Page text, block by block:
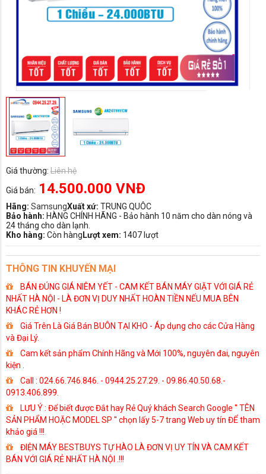
Giá thường: Liên hệ
Giá bán: 14.500.000 VNĐ
Hãng: SamsungXuất xứ: TRUNG QUÔC
Bảo hành: HÀNG CHÍNH HÃNG - Bảo hành 10 năm cho dàn nóng và
24 tháng cho dàn lạnh.
Kho hàng: Còn hàngLượt xem: 1407 lượt
THÔNG TIN KHUYẾN MẠI
BÁN ĐÚNG GIÁ NIÊM YẾT - CAM KẾT BÁN MÁY GIẶT VỚI GIÁ RẺ
NHẤT HÀ NỘI - LÀ ĐƠN VỊ DUY NHẤT HOÀN TIỀN NẾU MUA BÊN
KHÁC RẺ HƠN !
Giá Trên Là Giá Bán BUÔN TẠI KHO - Áp dụng cho các Cửa Hàng
và Đại Lý.
Cam kết sản phẩm Chính Hãng và Mới 100%, nguyên đai, nguyên
kiện .
Call : 024.66.746.846. - 0944.25.27.29. - 09.86.40.50.68.-
0913.406.899.
LƯU Ý : Để biết được Đắt hay Rẻ Quý khách Search Google '' TÊN
SẢN PHẨM HOẶC MODEL SP '' chọn lấy 5-7 trang Web uy tín ĐỂ tham
khảo giá !!!
ĐIỆN MÁY BESTBUYS TỰ HÀO LÀ ĐƠN VỊ UY TÍN VÀ CAM KẾT
BÁN VỚI GIÁ RẺ NHẤT HÀ NỘI .!!!